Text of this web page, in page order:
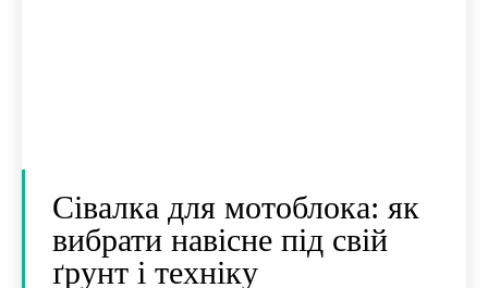
Сівалка для мотоблока: як
вибрати навісне під свій
ґрунт і техніку